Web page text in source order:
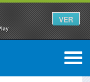
VER
0